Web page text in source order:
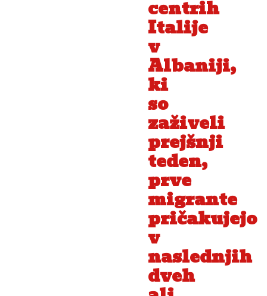
centrih
Italije
v
Albaniji,
ki
so
zaživeli
prejšnji
teden,
prve
migrante
pričakujejo
v
naslednjih
dveh